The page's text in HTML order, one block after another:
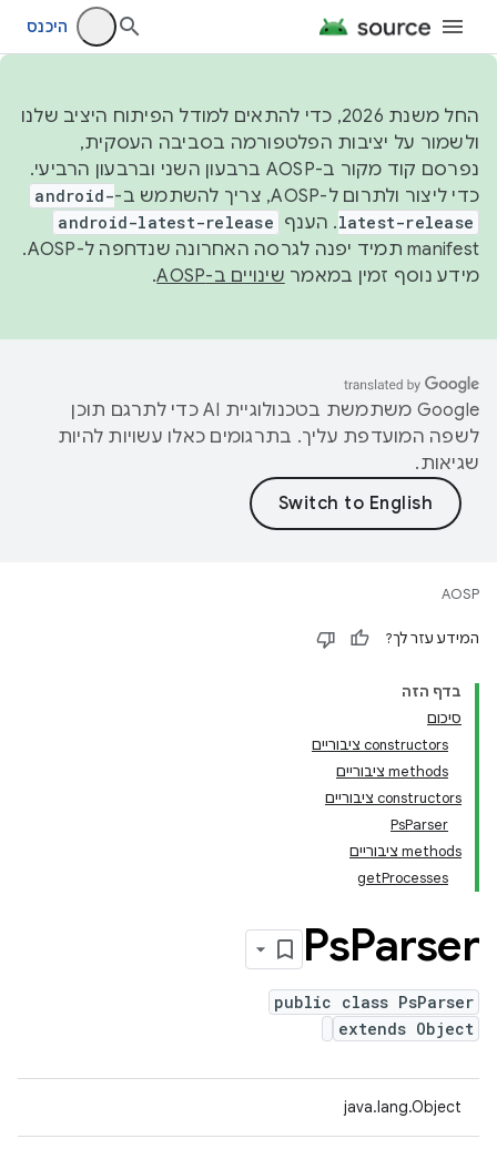
היכנס
החל משנת 2026, כדי להתאים למודל הפיתוח היציב שלנו
ולשמור על יציבות הפלטפורמה בסביבה העסקית,
נפרסם קוד מקור ב-AOSP ברבעון השני וברבעון הרביעי.
כדי ליצור ולתרום ל-AOSP, צריך להשתמש ב-
android-
latest-release. הענף android-latest-release
manifest תמיד יפנה לגרסה האחרונה שנדחפה ל-AOSP.
מידע נוסף זמין במאמר שינויים ב-AOSP .
‫Google משתמשת בטכנולוגיית AI כדי לתרגם תוכן
לשפה המועדפת עליך. בתרגומים כאלו עשויות להיות
שגיאות.
AOSP
המידע עזר לך?
בדף הזה
סיכום
‫constructors ציבוריים
‫methods ציבוריים
‫constructors ציבוריים
PsParser
‫methods ציבוריים
getProcesses
PsParser
public class PsParser
extends Object
java.lang.Object